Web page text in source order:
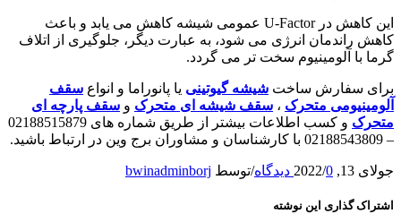
این کاهش در U-Factor عمومی شیشه کاهش می یابد و باعث
کاهش راندمان انرژی می شود، به عبارت دیگر، جلوگیری از اتلاف
گرما با آلومینیوم سخت تر می گردد.
برای سفارش ساخت شیشه گیوتینی یا پانوراما و انواع سقف
آلومینیومی متحرک ، سقف شیشه ای متحرک و سقف پارچه ای
متحرک
و کسب اطلاعات بیشتر از طریق شماره های 02188515879
– 02188543809 با کارشناسان و مشاوران برج وین در ارتباط باشید.
جولای 13, 2022 /0 دیدگاه /توسط bwinadminborj
اشتراک گذاری این نوشته